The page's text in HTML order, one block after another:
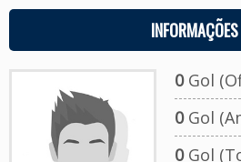
0Gol
0Gol
0Gol